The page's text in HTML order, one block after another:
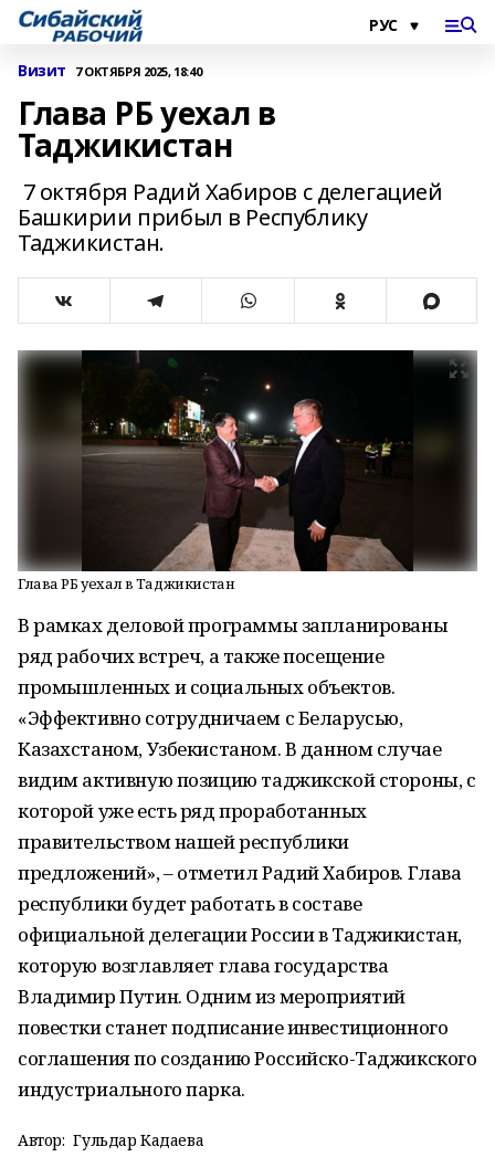
Визит 7 ОКТЯБРЯ 2025, 18:40
Глава РБ уехал в
Таджикистан
7 октября Радий Хабиров с делегацией
Башкирии прибыл в Республику
Таджикистан.
Глава РБ уехал в Таджикистан
В рамках деловой программы запланированы
ряд рабочих встреч, а также посещение
промышленных и социальных объектов.
«Эффективно сотрудничаем с Беларусью,
Казахстаном, Узбекистаном. В данном случае
видим активную позицию таджикской стороны, с
которой уже есть ряд проработанных
правительством нашей республики
предложений», – отметил Радий Хабиров. Глава
республики будет работать в составе
официальной делегации России в Таджикистан,
которую возглавляет глава государства
Владимир Путин. Одним из мероприятий
повестки станет подписание инвестиционного
соглашения по созданию Российско-Таджикского
индустриального парка.
Автор: Гульдар Кадаева